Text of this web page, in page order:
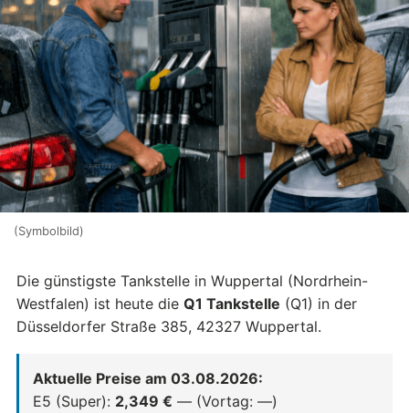
(Symbolbild)
Die günstigste Tankstelle in Wuppertal (Nordrhein-
Westfalen) ist heute die Q1 Tankstelle (Q1) in der
Düsseldorfer Straße 385, 42327 Wuppertal.
Aktuelle Preise am 03.08.2026:
E5 (Super): 2,349 € — (Vortag: —)